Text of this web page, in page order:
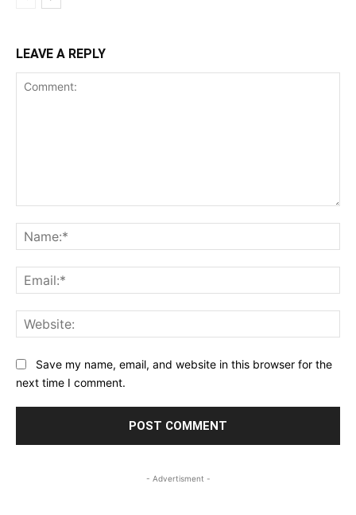
LEAVE A REPLY
Save my name, email, and website in this browser for the
next time I comment.
- Advertisment -